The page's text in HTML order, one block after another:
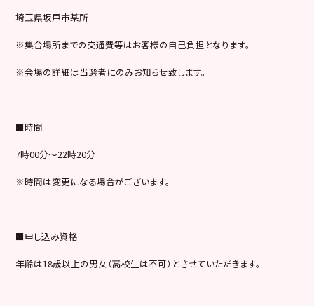
埼玉県坂戸市某所
※集合場所までの交通費等はお客様の自己負担となります。
※会場の詳細は当選者にのみお知らせ致します。
■時間
7時00分～22時20分
※時間は変更になる場合がございます。
■申し込み資格
年齢は18歳以上の男女（高校生は不可）とさせていただきます。